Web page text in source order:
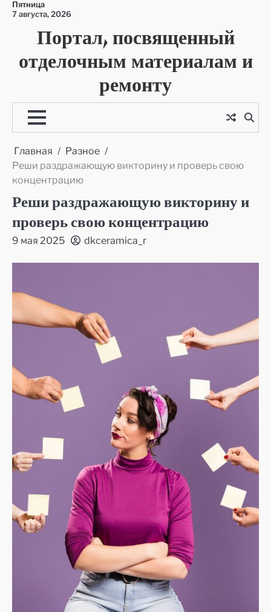
Перейти
содержимому
Пятница
7 августа, 2026
Портал, посвященный
отделочным материалам и
ремонту
Главная
Разное
Реши раздражающую викторину и проверь свою
концентрацию
Реши раздражающую викторину и
проверь свою концентрацию
9 мая 2025 dkceramica_r